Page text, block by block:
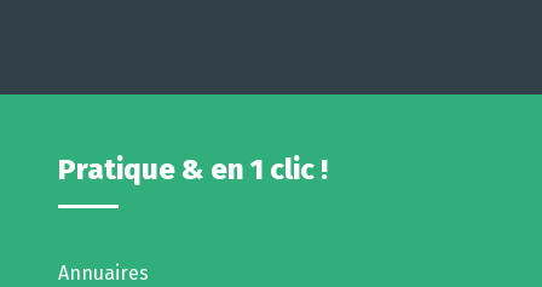
Pratique & en 1 clic !
Annuaires